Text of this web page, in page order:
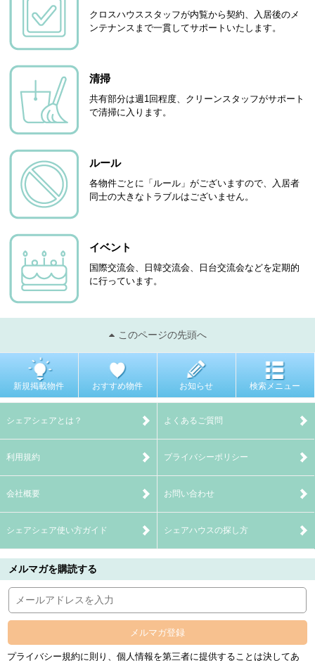
クロスハウススタッフが内覧から契約、入居後のメ
ンテナンスまで一貫してサポートいたします。
清掃
共有部分は週1回程度、クリーンスタッフがサポート
で清掃に入ります。
ルール
各物件ごとに「ルール」がございますので、入居者
同士の大きなトラブルはございません。
イベント
国際交流会、日韓交流会、日台交流会などを定期的
に行っています。
このページの先頭へ
新規掲載物件 おすすめ物件 お知らせ 検索メニュー
シェアシェアとは？ よくあるご質問
利用規約 プライバシーポリシー
会社概要 お問い合わせ
シェアシェア使い方ガイド シェアハウスの探し方
メルマガを購読する
メルマガ登録
プライバシー規約に則り、個人情報を第三者に提供することは決してあ